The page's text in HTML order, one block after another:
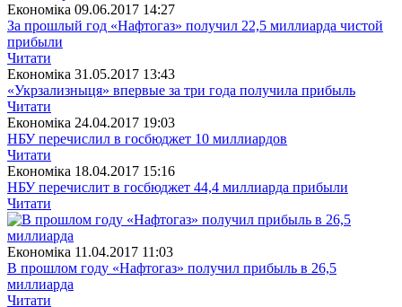
Економіка 09.06.2017 14:27
За прошлый год «Нафтогаз» получил 22,5 миллиарда чистой
прибыли
Читати
Економіка 31.05.2017 13:43
«Укрзализныця» впервые за три года получила прибыль
Читати
Економіка 24.04.2017 19:03
НБУ перечислил в госбюджет 10 миллиардов
Читати
Економіка 18.04.2017 15:16
НБУ перечислит в госбюджет 44,4 миллиарда прибыли
Читати
Економіка 11.04.2017 11:03
В прошлом году «Нафтогаз» получил прибыль в 26,5
миллиарда
Читати